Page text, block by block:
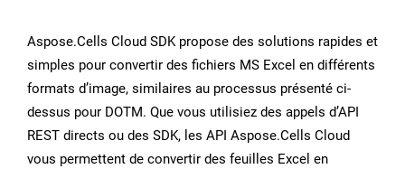
Aspose.Cells Cloud SDK propose des solutions rapides et
simples pour convertir des fichiers MS Excel en différents
formats d’image, similaires au processus présenté ci-
dessus pour DOTM. Que vous utilisiez des appels d’API
REST directs ou des SDK, les API Aspose.Cells Cloud
vous permettent de convertir des feuilles Excel en